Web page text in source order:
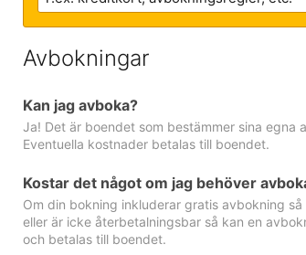
Avbokningar
Kan jag avboka?
Ja! Det är boendet som bestämmer sina egna
Eventuella kostnader betalas till boendet.
Kostar det något om jag behöver
Om din bokning inkluderar gratis avbokning
eller är icke återbetalningsbar så kan en
och betalas till boendet.